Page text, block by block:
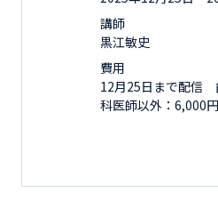
講師
黒江敏史
費用
12月25日まで配信
科医師以外：6,000円